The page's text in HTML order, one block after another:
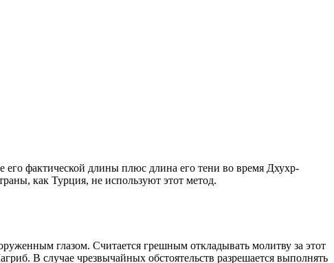
его фактической длины плюс длина его тени во время Дхухр-
как Турция, не используют этот метод.
глазом. Считается грешным откладывать молитву за этот
В случае чрезвычайных обстоятельств разрешается выполнять